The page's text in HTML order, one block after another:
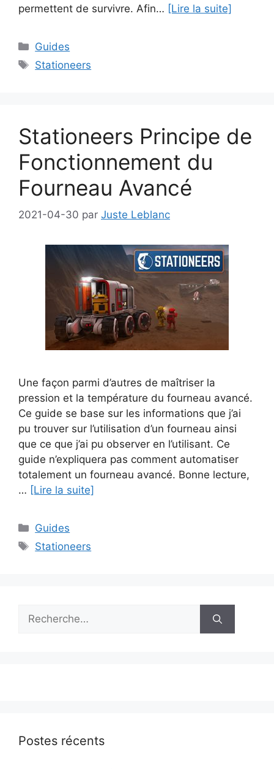
permettent de survivre. Afin… [Lire la suite]
Catégories
Guides
Étiquettes
Stationeers
Stationeers Principe de
Fonctionnement du
Fourneau Avancé
2021-04-30 par Juste Leblanc
Une façon parmi d’autres de maîtriser la
pression et la température du fourneau avancé.
Ce guide se base sur les informations que j’ai
pu trouver sur l’utilisation d’un fourneau ainsi
que ce que j’ai pu observer en l’utilisant. Ce
guide n’expliquera pas comment automatiser
totalement un fourneau avancé. Bonne lecture,
… [Lire la suite]
Catégories
Guides
Étiquettes
Stationeers
Rechercher :
Postes récents